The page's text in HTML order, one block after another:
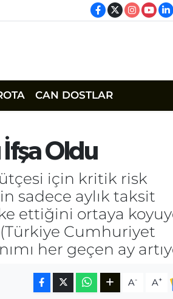
CAN DOSTLAR
İfşa Oldu
için kritik risk
sadece aylık taksit
ettiğini ortaya
Cumhuriyet
her geçen ay
A- A+